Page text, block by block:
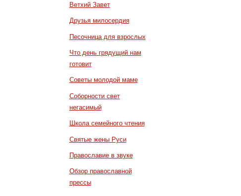
Ветхий Завет
Друзья милосердия
Песочница для взрослых
Что день грядущий нам
готовит
Советы молодой маме
Соборности свет
негасимый
Школа семейного чтения
Святые жены Руси
Православие в звуке
Обзор православной
прессы